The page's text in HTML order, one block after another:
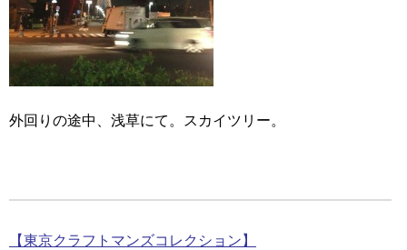
外回りの途中、浅草にて。スカイツリー。
【東京クラフトマンズコレクション】